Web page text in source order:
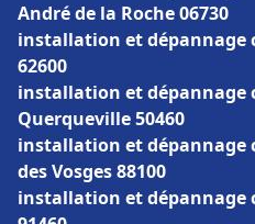
André de la Roche 06730
installation et dépannage
62600
installation et dépannage
Querqueville 50460
installation et dépannage
des Vosges 88100
installation et dépannage